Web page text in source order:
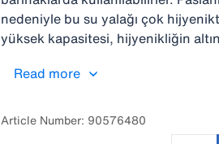
nedeniyle bu su yalağı çok
yüksek kapasitesi, hijyenikliğin
edilebilir. Çiftli S28, doğum
Read more
Article Number: 90576480